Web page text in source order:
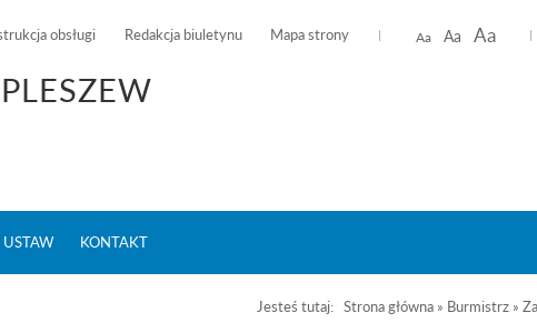
Aa Aa Aa
obsługi Redakcja biuletynu Mapa strony
KONTAKT
Jesteś tutaj: Strona główna » Burmistrz »